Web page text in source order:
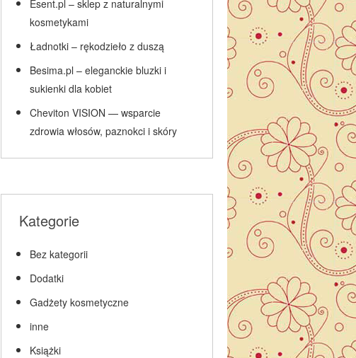
Esent.pl – sklep z naturalnymi
kosmetykami
Ładnotki – rękodzieło z duszą
Besima.pl – eleganckie bluzki i
sukienki dla kobiet
Cheviton VISION — wsparcie
zdrowia włosów, paznokci i skóry
Kategorie
Bez kategorii
Dodatki
Gadżety kosmetyczne
inne
Książki